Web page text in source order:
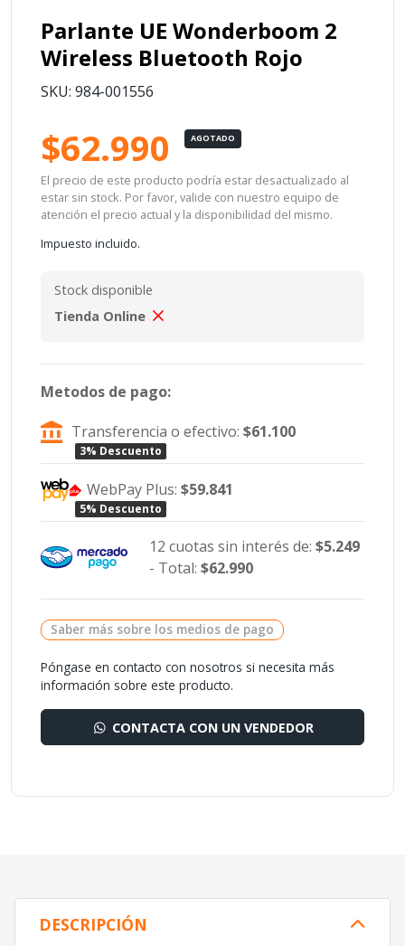
Parlante UE Wonderboom 2
Wireless Bluetooth Rojo
SKU: 984-001556
$62.990 AGOTADO
El precio de este producto podría estar desactualizado al
estar sin stock. Por favor, valide con nuestro equipo de
atención el precio actual y la disponibilidad del mismo.
Impuesto incluido.
Stock disponible
Tienda Online
Metodos de pago:
Transferencia o efectivo:$61.100
3% Descuento
WebPay Plus:$59.841
5% Descuento
12 cuotas sin interés de: $5.249
- Total: $62.990
Saber más sobre los medios de pago
Póngase en contacto con nosotros si necesita más
información sobre este producto.
CONTACTA CON UN VENDEDOR
DESCRIPCIÓN